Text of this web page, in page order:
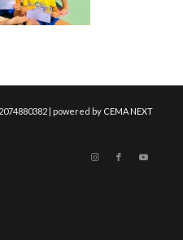
| powered by CEMA NEXT